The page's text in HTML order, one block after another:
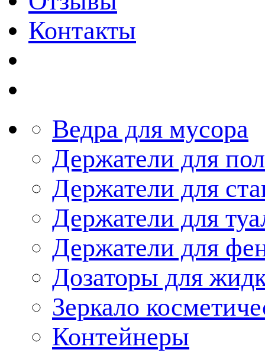
Контакты
Ведра для мусора
Держатели для
Держатели для
Держатели для
Держатели для
Дозаторы для
Зеркало
Контейнеры